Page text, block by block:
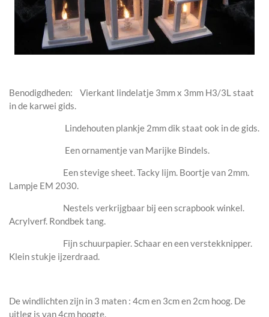
Benodigdheden: Vierkant lindelatje 3mm x 3mm H3/3L staat
in de karwei gids.
Lindehouten plankje 2mm dik staat ook in de gids.
Een ornamentje van Marijke Bindels.
Een stevige sheet. Tacky lijm. Boortje van 2mm.
Lampje EM 2030.
Nestels verkrijgbaar bij een scrapbook winkel.
Acrylverf. Rondbek tang.
Fijn schuurpapier. Schaar en een verstekknipper.
Klein stukje ijzerdraad.
De windlichten zijn in 3 maten : 4cm en 3cm en 2cm hoog. De
uitleg is van 4cm hoogte.